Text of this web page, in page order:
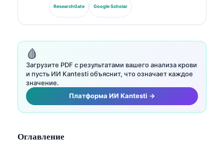
Немецкого общества клинической химии, он
специализируется на анализе диагностических
ResearchGate Google Scholar
🩸
Загрузите PDF с результатами вашего анализа крови
и пусть ИИ Kantesti объяснит, что означает каждое
значение.
Платформа ИИ Kantesti →
Оглавление